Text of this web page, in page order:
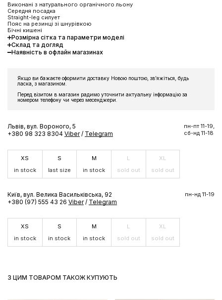
Виконані з натурального органічного льону
Середня посадка
Straight-leg силует
Пояс на резинці зі шнурівкою
Бічні кишені
Розмірна сітка та параметри моделі
Склад та догляд
Наявність в офлайн магазинах
Якщо ви бажаєте оформити доставку Новою поштою, звʼяжіться, будь
ласка, з магазином.
Перед візитом в магазин радимо уточнити актуальну інформацію за
номером телефону чи через месенджери.
Львів, вул. Вороного, 5
+380 98 323 8304 Viber / Telegram
пн-пт 11-19,
сб-нд 11-18
XS
in stock
S
last size
M
in stock
L
sold out
XL
sold out
Київ, вул. Велика Васильківська, 92
+380 (97) 555 43 26 Viber / Telegram
пн-нд 11-19
XS
in stock
S
in stock
M
in stock
L
sold out
XL
sold out
З ЦИМ ТОВАРОМ ТАКОЖ КУПУЮТЬ